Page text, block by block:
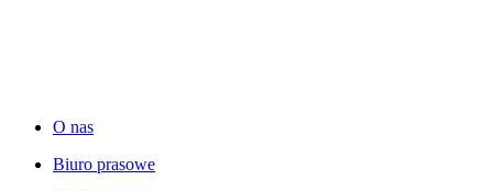
O nas
Biuro prasowe